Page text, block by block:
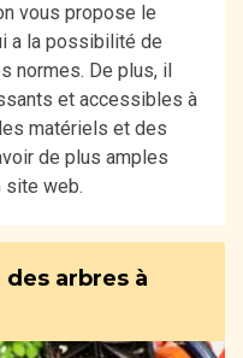
vous propose le
a la possibilité de
normes. De plus, il
et accessibles à
matériels et des
de plus amples
site web.
arbres à